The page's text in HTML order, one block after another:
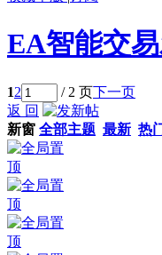
EA智能交
12 / 2 页下一页
返 回
新窗 全部主题 最新 热